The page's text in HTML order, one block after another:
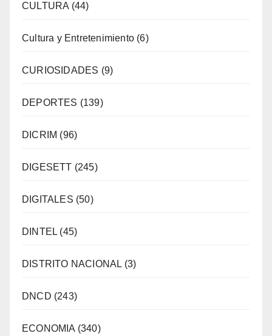
CULTURA (44)
Cultura y Entretenimiento (6)
CURIOSIDADES (9)
DEPORTES (139)
DICRIM (96)
DIGESETT (245)
DIGITALES (50)
DINTEL (45)
DISTRITO NACIONAL (3)
DNCD (243)
ECONOMIA (340)